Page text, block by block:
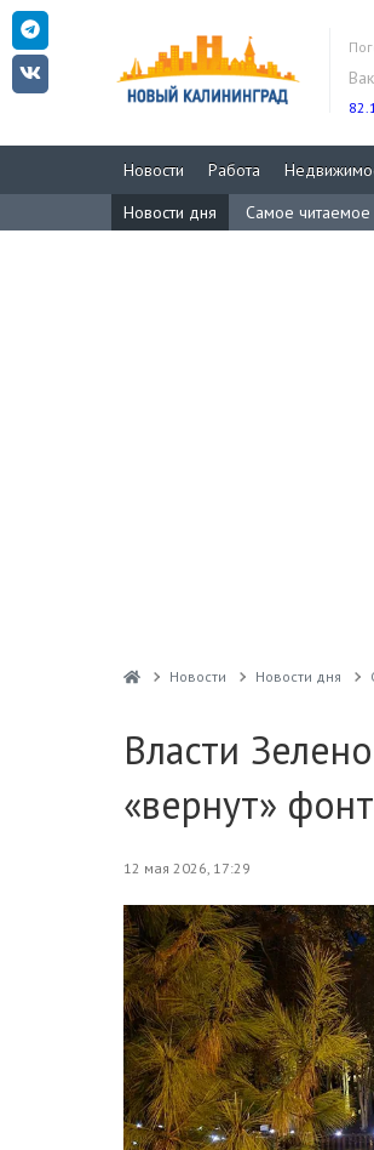
Новости Работа
Новости дня
Самое читаемое
Новости Новости дня
Власти
«вернут»
12 мая 2026, 17:29